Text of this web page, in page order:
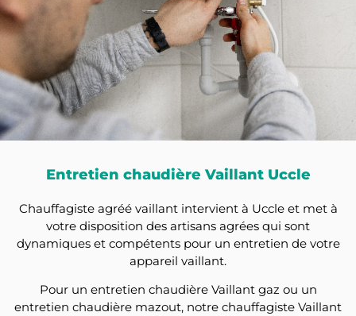
Entretien chaudière Vaillant Uccle
Chauffagiste agréé vaillant intervient à Uccle et met à
votre disposition des artisans agrées qui sont
dynamiques et compétents pour un entretien de votre
appareil vaillant.
Pour un entretien chaudière Vaillant gaz ou un
entretien chaudière mazout, notre chauffagiste Vaillant